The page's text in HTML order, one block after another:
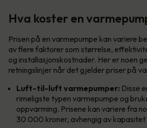
Hva koster en
Prisen på en varmepumpe kan variere
av flere faktorer som størrelse,
og installasjonskostnader. Her er noen
retningslinjer når det gjelder priser på
Luft-til-luft varmepumper: Disse
rimeligste typen varmepumpe og
oppvarming. Prisene kan variere fra
30 000 kroner, avhengig av kapasitet